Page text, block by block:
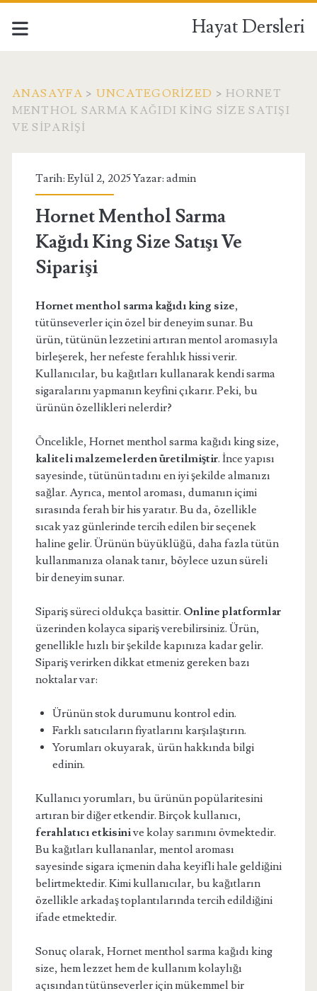
Hayat Dersleri
ANASAYFA > UNCATEGORIZED > HORNET
MENTHOL SARMA KAĞIDI KING SIZE SATIŞI
VE SIPARIŞI
Tarih: Eylül 2, 2025 Yazar: admin
Hornet Menthol Sarma
Kağıdı King Size Satışı Ve
Siparişi
Hornet menthol sarma kağıdı king size,
tütünseverler için özel bir deneyim sunar. Bu
ürün, tütünün lezzetini artıran mentol aromasıyla
birleşerek, her nefeste ferahlık hissi verir.
Kullanıcılar, bu kağıtları kullanarak kendi sarma
sigaralarını yapmanın keyfini çıkarır. Peki, bu
ürünün özellikleri nelerdir?
Öncelikle, Hornet menthol sarma kağıdı king size,
kaliteli malzemelerden üretilmiştir. İnce yapısı
sayesinde, tütünün tadını en iyi şekilde almanızı
sağlar. Ayrıca, mentol aroması, dumanın içimi
sırasında ferah bir his yaratır. Bu da, özellikle
sıcak yaz günlerinde tercih edilen bir seçenek
haline gelir. Ürünün büyüklüğü, daha fazla tütün
kullanmanıza olanak tanır, böylece uzun süreli
bir deneyim sunar.
Sipariş süreci oldukça basittir. Online platformlar
üzerinden kolayca sipariş verebilirsiniz. Ürün,
genellikle hızlı bir şekilde kapınıza kadar gelir.
Sipariş verirken dikkat etmeniz gereken bazı
noktalar var:
Ürünün stok durumunu kontrol edin.
Farklı satıcıların fiyatlarını karşılaştırın.
Yorumları okuyarak, ürün hakkında bilgi
edinin.
Kullanıcı yorumları, bu ürünün popülaritesini
artıran bir diğer etkendir. Birçok kullanıcı,
ferahlatıcı etkisinive kolay sarımını övmektedir.
Bu kağıtları kullananlar, mentol aroması
sayesinde sigara içmenin daha keyifli hale geldiğini
belirtmektedir. Kimi kullanıcılar, bu kağıtların
özellikle arkadaş toplantılarında tercih edildiğini
ifade etmektedir.
Sonuç olarak, Hornet menthol sarma kağıdı king
size, hem lezzet hem de kullanım kolaylığı
açısından tütünseverler için mükemmel bir